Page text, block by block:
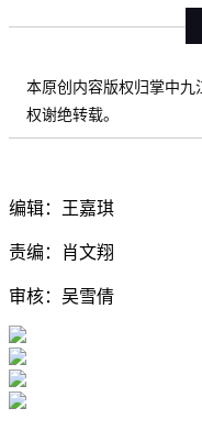
本原创内容版权归掌中九
权谢绝转载。
编辑：王嘉琪
责编：肖文翔
审核：吴雪倩